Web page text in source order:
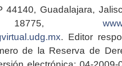
44140, Guadalajara,
. Editor
de la Reserva de